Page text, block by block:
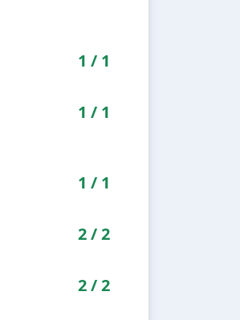
1 / 1
1 / 1
1 / 1
2/2
2/2